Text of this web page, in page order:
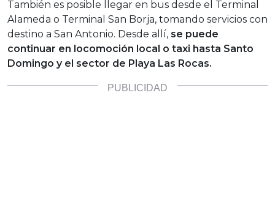
También es posible llegar en bus desde el Terminal
Alameda o Terminal San Borja, tomando servicios con
destino a San Antonio. Desde allí, se puede
continuar en locomoción local o taxi hasta Santo
Domingo y el sector de Playa Las Rocas.